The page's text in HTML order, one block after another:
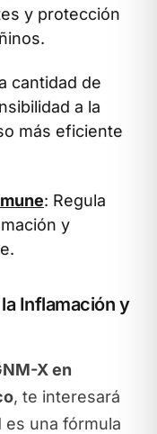
y protección
cantidad de
a la
más eficiente
: Regula
y
Inflamación y
X en
, te interesará
es una fórmula